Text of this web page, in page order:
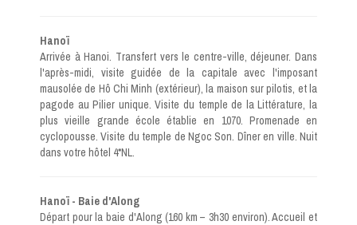
Hanoï
Arrivée à Hanoi. Transfert vers le centre-ville, déjeuner. Dans
l'après-midi, visite guidée de la capitale avec l'imposant
mausolée de Hô Chi Minh (extérieur), la maison sur pilotis, et la
pagode au Pilier unique. Visite du temple de la Littérature, la
plus vieille grande école établie en 1070. Promenade en
cyclopousse. Visite du temple de Ngoc Son. Dîner en ville. Nuit
dans votre hôtel 4*NL.
Hanoï - Baie d'Along
Départ pour la baie d'Along (160 km – 3h30 environ). Accueil et